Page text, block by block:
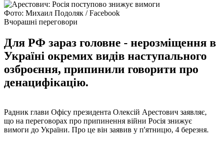
Фото: Михаил Подоляк / Facebook
Вчорашні переговори
Для РФ зараз головне - нерозміщення в
Україні окремих видів наступального
озброєння, припинили говорити про
денацифікацію.
Радник глави Офісу президента Олексій Арестович заявляє,
що на переговорах про припинення війни Росія знижує
вимоги до України. Про це він заявив у п'ятницю, 4 березня.